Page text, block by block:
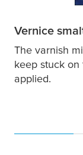
Vernice
The varnish
keep stuck
applied.